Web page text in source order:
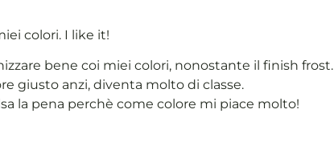
colori. I like it!
bene coi miei colori, nonostante il finish frost.
giusto anzi, diventa molto di classe.
la pena perchè come colore mi piace molto!